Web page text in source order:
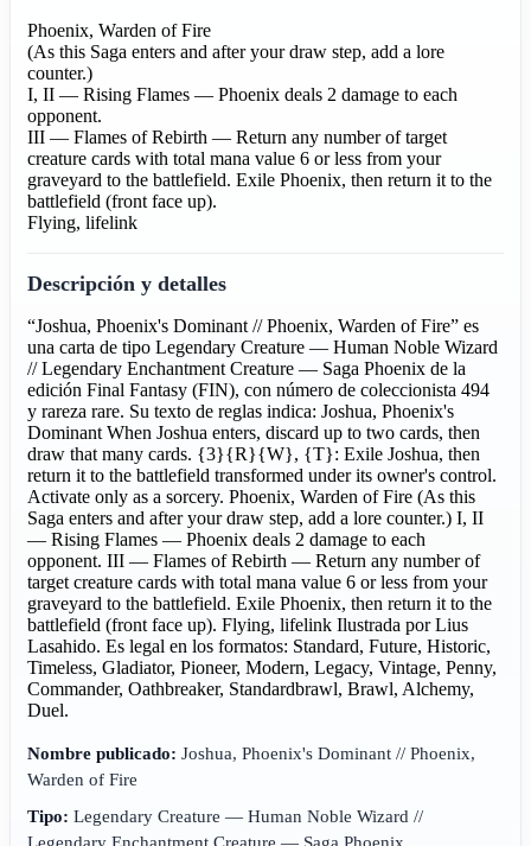
Phoenix, Warden of Fire
(As this Saga enters and after your draw step, add a lore
counter.)
I, II — Rising Flames — Phoenix deals 2 damage to each
opponent.
III — Flames of Rebirth — Return any number of target
creature cards with total mana value 6 or less from your
graveyard to the battlefield. Exile Phoenix, then return it to the
battlefield (front face up).
Flying, lifelink
Descripción y detalles
“Joshua, Phoenix's Dominant // Phoenix, Warden of Fire” es
una carta de tipo Legendary Creature — Human Noble Wizard
// Legendary Enchantment Creature — Saga Phoenix de la
edición Final Fantasy (FIN), con número de coleccionista 494
y rareza rare. Su texto de reglas indica: Joshua, Phoenix's
Dominant When Joshua enters, discard up to two cards, then
draw that many cards. {3}{R}{W}, {T}: Exile Joshua, then
return it to the battlefield transformed under its owner's control.
Activate only as a sorcery. Phoenix, Warden of Fire (As this
Saga enters and after your draw step, add a lore counter.) I, II
— Rising Flames — Phoenix deals 2 damage to each
opponent. III — Flames of Rebirth — Return any number of
target creature cards with total mana value 6 or less from your
graveyard to the battlefield. Exile Phoenix, then return it to the
battlefield (front face up). Flying, lifelink Ilustrada por Lius
Lasahido. Es legal en los formatos: Standard, Future, Historic,
Timeless, Gladiator, Pioneer, Modern, Legacy, Vintage, Penny,
Commander, Oathbreaker, Standardbrawl, Brawl, Alchemy,
Duel.
Nombre publicado: Joshua, Phoenix's Dominant // Phoenix,
Warden of Fire
Tipo: Legendary Creature — Human Noble Wizard //
Legendary Enchantment Creature — Saga Phoenix